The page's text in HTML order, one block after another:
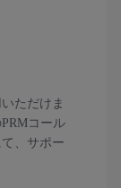
ただけま
コール
、サポー